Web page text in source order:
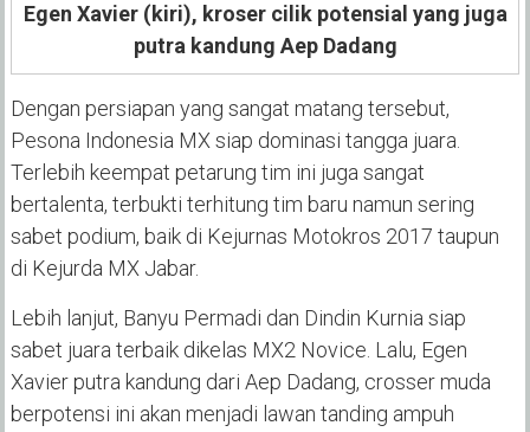
Egen Xavier (kiri), kroser cilik potensial yang juga
putra kandung Aep Dadang
Dengan persiapan yang sangat matang tersebut,
Pesona Indonesia MX siap dominasi tangga juara.
Terlebih keempat petarung tim ini juga sangat
bertalenta, terbukti terhitung tim baru namun sering
sabet podium, baik di Kejurnas Motokros 2017 taupun
di Kejurda MX Jabar.
Lebih lanjut, Banyu Permadi dan Dindin Kurnia siap
sabet juara terbaik dikelas MX2 Novice. Lalu, Egen
Xavier putra kandung dari Aep Dadang, crosser muda
berpotensi ini akan menjadi lawan tanding ampuh